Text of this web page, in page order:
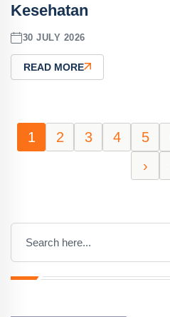
Kesehatan
30 JULY 2026
READ MORE
1 2 3 4 5
›